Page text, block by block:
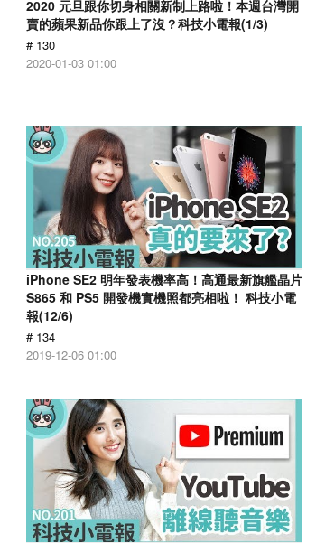
2020 元旦跟你切身相關新制上路啦！本週台灣開
賣的蘋果新品你跟上了沒？科技小電報(1/3)
# 130
2020-01-03 01:00
iPhone SE2 明年發表機率高！高通最新旗艦晶片
S865 和 PS5 開發機實機照都亮相啦！ 科技小電
報(12/6)
# 134
2019-12-06 01:00